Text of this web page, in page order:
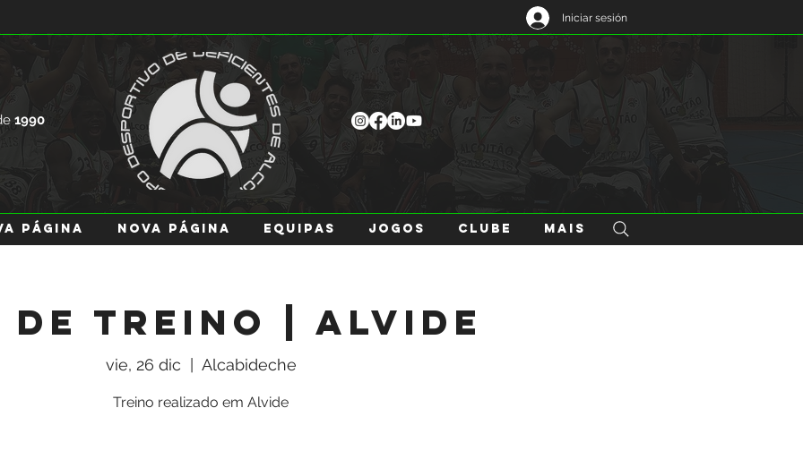
Iniciar sesión
1990
página Nova página EQUIPAS JOGOS CLUBE Mais
de Treino | Alvide
vie, 26 dic Alcabideche
Treino realizado em Alvide